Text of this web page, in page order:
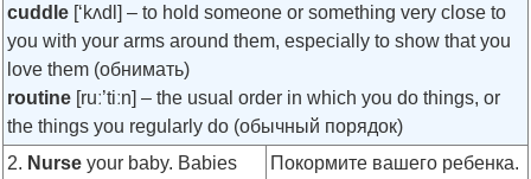
cuddle [‘kʌdl] – to hold someone or something very close to
you with your arms around them, especially to show that you
love them (обнимать)
routine [ruː’tiːn] – the usual order in which you do things, or
the things you regularly do (обычный порядок)
2. Nurse your baby. Babies
Покормите вашего ребенка.